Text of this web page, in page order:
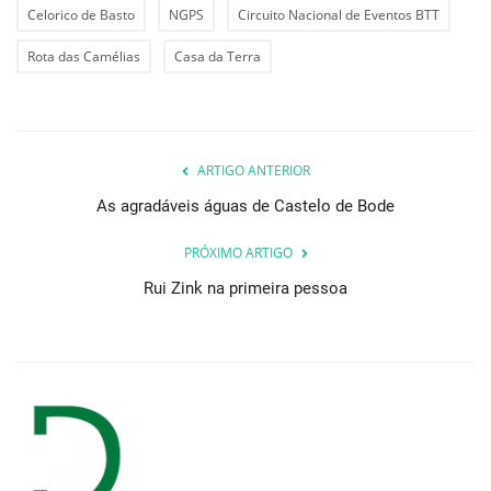
Celorico de Basto NGPS Circuito Nacional de Eventos BTT
Rota das Camélias Casa da Terra
ARTIGO ANTERIOR
As agradáveis águas de Castelo de Bode
PRÓXIMO ARTIGO
Rui Zink na primeira pessoa